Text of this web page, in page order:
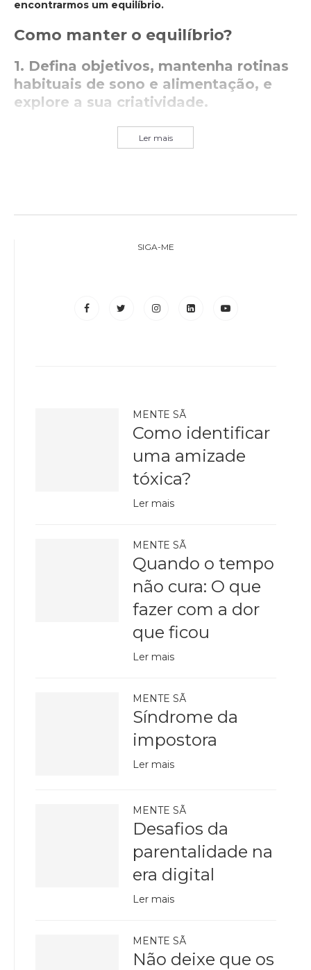
encontrarmos um equilíbrio.
Como manter o equilíbrio?
1. Defina objetivos, mantenha rotinas
habituais de sono e alimentação, e
explore a sua criatividade.
Ler mais
SIGA-ME
MENTE SÃ
Como identificar
uma amizade
tóxica?
Ler mais
MENTE SÃ
Quando o tempo
não cura: O que
fazer com a dor
que ficou
Ler mais
MENTE SÃ
Síndrome da
impostora
Ler mais
MENTE SÃ
Desafios da
parentalidade na
era digital
Ler mais
MENTE SÃ
Não deixe que os